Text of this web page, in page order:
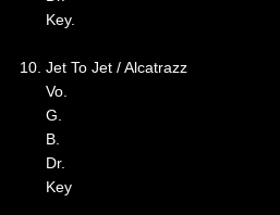
Key.
10. Jet To Jet / Alcatrazz
Vo.
G.
B.
Dr.
Key